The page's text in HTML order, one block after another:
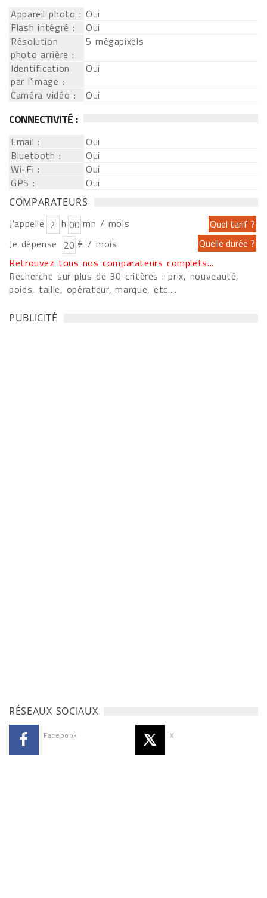
Appareil photo : Oui
Flash intégré :
Oui
Résolution
photo arrière :
5 mégapixels
Identification
par l'image :
Oui
Caméra vidéo :
Oui
CONNECTIVITÉ :
Email :
Oui
Bluetooth :
Oui
Wi-Fi :
Oui
GPS :
Oui
COMPARATEURS
J'appelle h
mn / mois
Je dépense
€ / mois
Retrouvez tous nos comparateurs complets...
Recherche sur plus de 30 critères : prix, nouveauté,
poids, taille, opérateur, marque, etc....
PUBLICITÉ
RÉSEAUX SOCIAUX
Facebook X